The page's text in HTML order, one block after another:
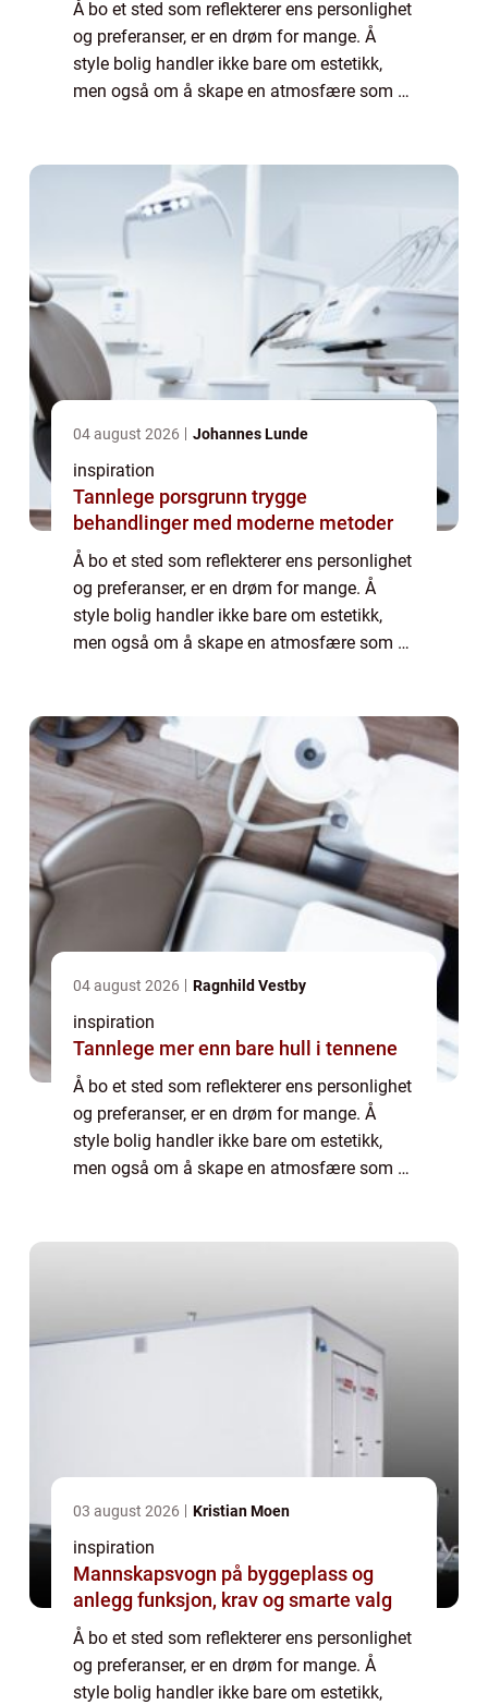
Å bo et sted som reflekterer ens personlighet
og preferanser, er en drøm for mange. Å
style bolig handler ikke bare om estetikk,
men også om å skape en atmosfære som er
04 august 2026 Johannes Lunde
inspiration
Tannlege porsgrunn trygge
behandlinger med moderne metoder
Å bo et sted som reflekterer ens personlighet
og preferanser, er en drøm for mange. Å
style bolig handler ikke bare om estetikk,
men også om å skape en atmosfære som er
04 august 2026 Ragnhild Vestby
inspiration
Tannlege mer enn bare hull i tennene
Å bo et sted som reflekterer ens personlighet
og preferanser, er en drøm for mange. Å
style bolig handler ikke bare om estetikk,
men også om å skape en atmosfære som er
03 august 2026 Kristian Moen
inspiration
Mannskapsvogn på byggeplass og
anlegg funksjon, krav og smarte valg
Å bo et sted som reflekterer ens personlighet
og preferanser, er en drøm for mange. Å
style bolig handler ikke bare om estetikk,